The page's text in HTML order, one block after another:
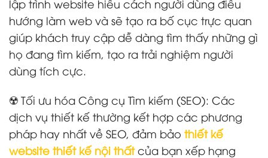
lập trình website hiểu cách người dùng điều
hướng làm web và sẽ tạo ra bố cục trực quan
giúp khách truy cập dễ dàng tìm thấy những gì
họ đang tìm kiếm, tạo ra trải nghiệm người
dùng tích cực.
☢️ Tối ưu hóa Công cụ Tìm kiếm (SEO): Các
dịch vụ thiết kế thường kết hợp các phương
pháp hay nhất về SEO, đảm bảo thiết kế
website thiết kế nội thấtcủa bạn xếp hạng